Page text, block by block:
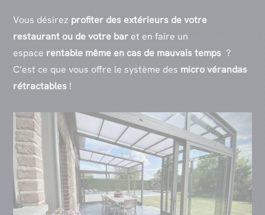
Vous désirez profiter des extérieurs de votre
restaurant ou de votre bar et en faire un
espace rentable même en cas de mauvais temps ?
C’est ce que vous offre le système des micro vérandas
rétractables !